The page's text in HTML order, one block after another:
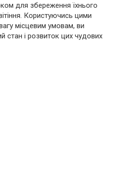
для збереження їхнього
Користуючись цими
місцевим умовам, ви
стан і розвиток цих чудових